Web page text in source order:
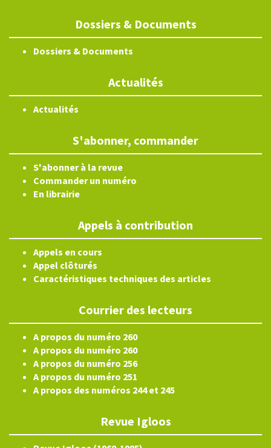
Dossiers & Documents
Dossiers & Documents
Actualités
Actualités
S'abonner, commander
S'abonner à la revue
Commander un numéro
En librairie
Appels à contribution
Appels en cours
Appel clôturés
Caractéristiques techniques des articles
Courrier des lecteurs
A propos du numéro 260
A propos du numéro 260
A propos du numéro 256
A propos du numéro 251
A propos des numéros 244 et 245
Revue Igloos